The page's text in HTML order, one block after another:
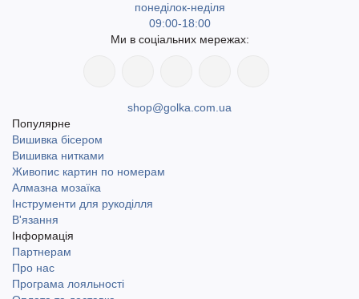
понеділок-неділя
09:00-18:00
Ми в соціальних мережах:
shop@golka.com.ua
Популярне
Вишивка бісером
Вишивка нитками
Живопис картин по номерам
Алмазна мозаїка
Інструменти для рукоділля
В'язання
Інформація
Партнерам
Про нас
Програма лояльності